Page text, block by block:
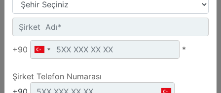
Ürün Grubu :
Marka :CAT
Model :C18 660 kVA
+90 *
Şirket Telefon Numarası